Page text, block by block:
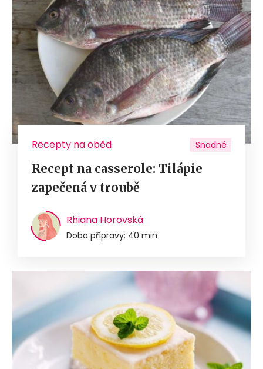
Recepty na oběd Snadné
Recept na casserole: Tilápie
zapečená v troubě
Rhiana Horovská
Doba přípravy: 40 min